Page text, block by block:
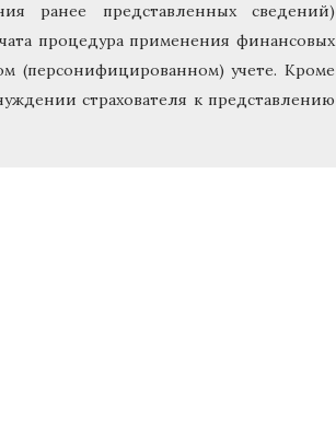
ранее представленных сведений)
процедура применения финансовых
(персонифицированном) учете. Кроме
страхователя к представлению